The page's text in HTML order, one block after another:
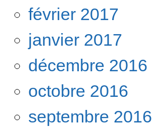
février 2017
janvier 2017
décembre 2016
octobre 2016
septembre 2016